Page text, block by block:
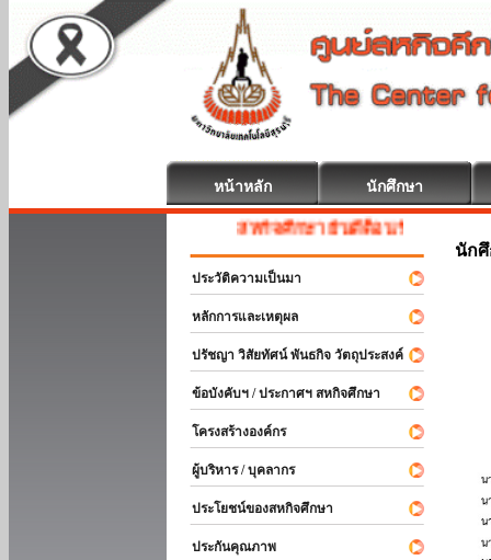
หน้าหลัก นักศึกษา
สหกิจศึกษา ยินดีต้อนรับ
ประวัติความเป็นมา
หลักการและเหตุผล
ปรัชญา วิสัยทัศน์ พันธกิจ วัตถุประสงค์
ข้อบังคับฯ / ประกาศฯ สหกิจศึกษา
โครงสร้างองค์กร
ผู้บริหาร / บุคลากร
ประโยชน์ของสหกิจศึกษา
ประกันคุณภาพ
นัก